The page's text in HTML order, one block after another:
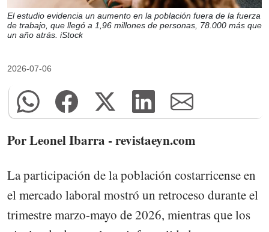
El estudio evidencia un aumento en la población fuera de la fuerza
de trabajo, que llegó a 1,96 millones de personas, 78.000 más que
un año atrás. iStock
2026-07-06
Por Leonel Ibarra - revistaeyn.com
La participación de la población costarricense en
el mercado laboral mostró un retroceso durante el
trimestre marzo-mayo de 2026, mientras que los